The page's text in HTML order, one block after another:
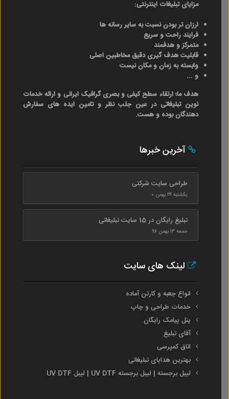
مزایای تبلیغات اینترنتی:
ارزان تر بودن نسبت به سایر رسانه ها
فرایند راحت و سریع
متمرکز و هدفمند
قابلیت هدف گیری دقیق مخاطبین اصلی
وابسته به زمان و مکان نیست
و ...
هدف ما؛ ارتقاء سطح کیفی و بصری گرافیک ایرانی و ارائه خدمات
نوین تبلیغاتی در عین جلب نظر و تامین ایده های سفارش
دهندگان بوده و هست.
آخرین خبرها
طراحی سایت شرکتی
یکشنبه ۲۴ بهمن ۰
تبلیغ رایگان در 15 سایت تبلیغاتی
جمعه ۱۳ بهمن ۹۶
لینک های سایت
انواع جعبه و کارتن آماده
خدمات طراحی و چاپ
پنل پیامک رایگان
آقای تبلیغ
اتاق کمپرسی
بهترین هدایای تبلیغاتی
لیبل برجسته | لیبل برجسته UV DTF | لیبل UV DTF